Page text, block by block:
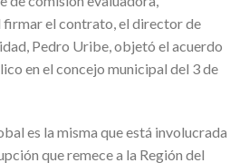
firmar el contrato, el director de
Pedro Uribe, objetó el acuerdo
en el concejo municipal del 3 de
es la misma que está involucrada
que remece a la Región del